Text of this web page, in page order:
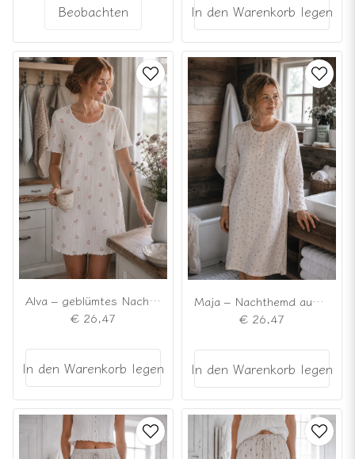
Beobachten In den Warenkorb legen
Alva – geblümtes Nachthemd
€ 26,47
In den Warenkorb legen
Maja – Nachthemd aus Baumwolle mit kleinem Blumenmuster
€ 26,47
In den Warenkorb legen